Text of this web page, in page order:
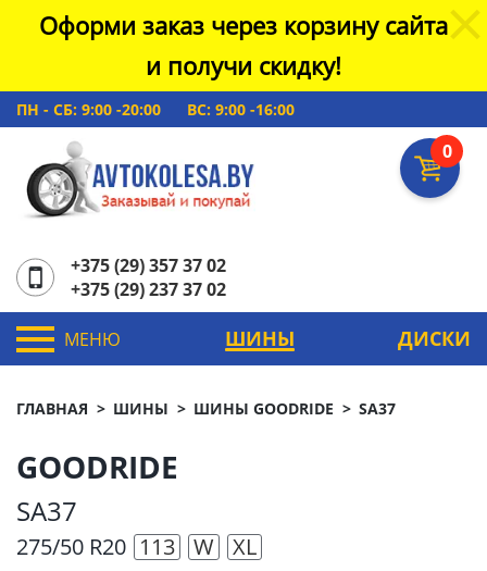
Оформи заказ через корзину сайта
и получи скидку!
ПН - СБ: 9:00 -20:00 ВС: 9:00 -16:00
0
+375 (29) 357 37 02
+375 (29) 237 37 02
МЕНЮ ШИНЫ ДИСКИ
ГЛАВНАЯ ШИНЫ ШИНЫ GOODRIDE SA37
GOODRIDE
SA37
275/50 R20 113 W XL